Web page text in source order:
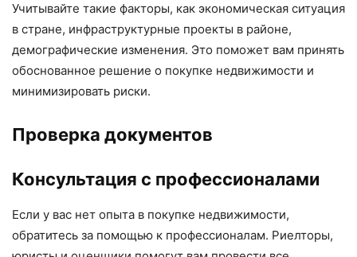
Учитывайте такие факторы, как экономическая ситуация
в стране, инфраструктурные проекты в районе,
демографические изменения. Это поможет вам принять
обоснованное решение о покупке недвижимости и
минимизировать риски.
Проверка документов
Консультация с профессионалами
Если у вас нет опыта в покупке недвижимости,
обратитесь за помощью к профессионалам. Риелторы,